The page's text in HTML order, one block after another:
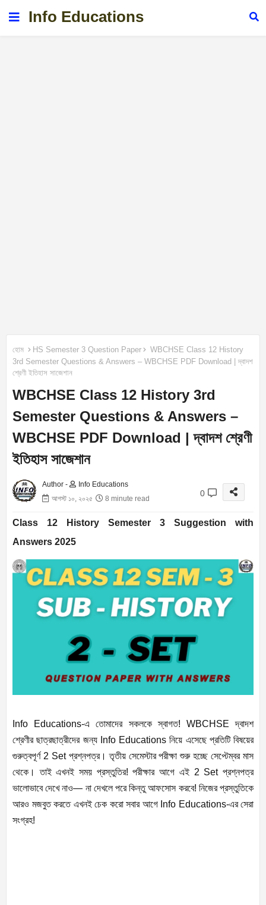
Info Educations
হোম HS Semester 3 Question Paper
WBCHSE Class 12 History
3rd Semester Questions & Answers – WBCHSE PDF Download | দ্বাদশ
শ্রেণী ইতিহাস সাজেশান
WBCHSE Class 12 History 3rd
Semester Questions & Answers –
WBCHSE PDF Download | দ্বাদশ শ্রেণী
ইতিহাস সাজেশান
Author -
Info Educations
আগস্ট ১০, ২০২৫
8 minute read
0
Class 12 History Semester 3 Suggestion with
Answers 2025
Info Educations-এ তোমাদের সকলকে স্বাগত! WBCHSE দ্বাদশ
শ্রেণীর ছাত্রছাত্রীদের জন্য Info Educations নিয়ে এসেছে প্রতিটি বিষয়ের
গুরুত্বপূর্ণ 2 Set প্রশ্নপত্র। তৃতীয় সেমেস্টার পরীক্ষা শুরু হচ্ছে সেপ্টেম্বর মাস
থেকে। তাই এখনই সময় প্রস্তুতির! পরীক্ষার আগে এই 2 Set প্রশ্নপত্র
ভালোভাবে দেখে নাও— না দেখলে পরে কিন্তু আফসোস করবে! নিজের প্রস্তুতিকে
আরও মজবুত করতে এখনই চেক করো সবার আগে Info Educations-এর সেরা
সংগ্রহ!